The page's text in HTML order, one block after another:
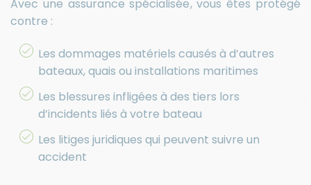
Avec une assurance spécialisée, vous êtes protégé
contre :
Les dommages matériels causés à d’autres
bateaux, quais ou installations maritimes
Les blessures infligées à des tiers lors
d’incidents liés à votre bateau
Les litiges juridiques qui peuvent suivre un
accident